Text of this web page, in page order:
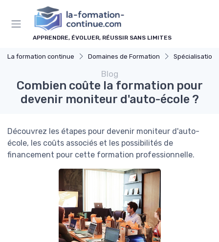
APPRENDRE, ÉVOLUER, RÉUSSIR SANS LIMITES
La formation continue Domaines de Formation
Blog
Combien coûte la formation pour
devenir moniteur d'auto-école ?
Découvrez les étapes pour devenir moniteur d'auto-
école, les coûts associés et les possibilités de
financement pour cette formation professionnelle.
Panneau de gestion des cookies